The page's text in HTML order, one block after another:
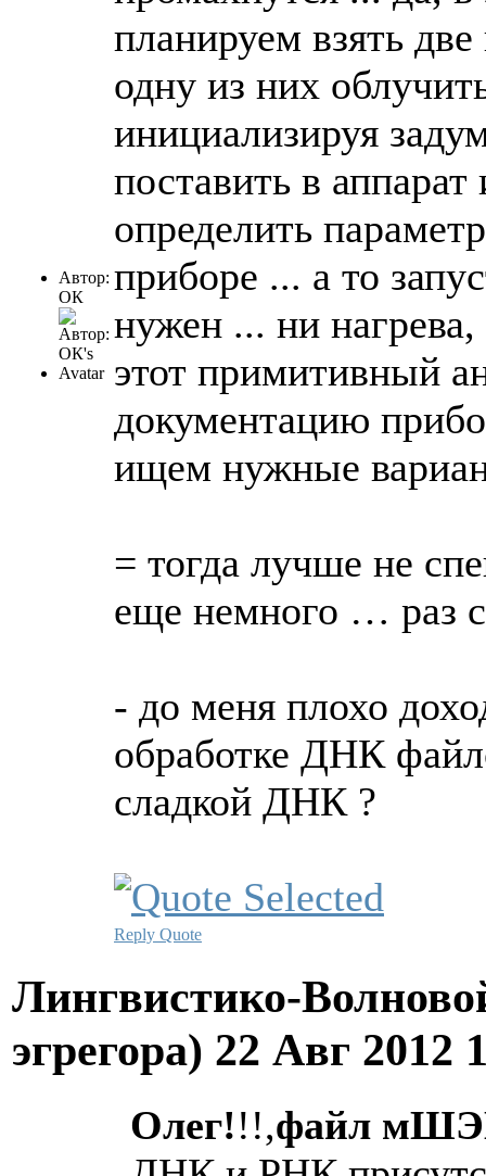
Автор:
ОК
планируем взять
одну из них
инициализируя
поставить в
определить
приборе ... а то
нужен ... ни нагрева,
этот примитивный
документацию
ищем нужные
= тогда лучше не
еще немного … раз
- до меня плохо
обработке ДНК
сладкой ДНК ?
Reply Quote
Лингвистико-
эгрегора) 22 Авг 2012
Олег!!!,файл